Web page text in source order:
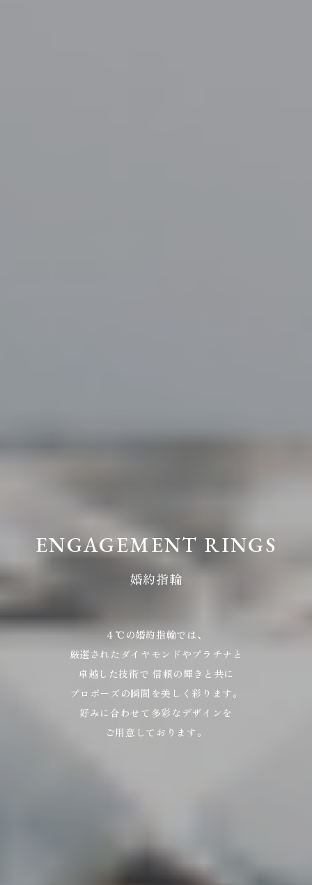
ENGAGEMENT RINGS
婚約指輪
４℃の婚約指輪では、
厳選されたダイヤモンドやプラチナと
卓越した技術で 信頼の輝きと共に
プロポーズの瞬間を美しく彩ります。
好みに合わせて多彩なデザインを
ご用意しております。